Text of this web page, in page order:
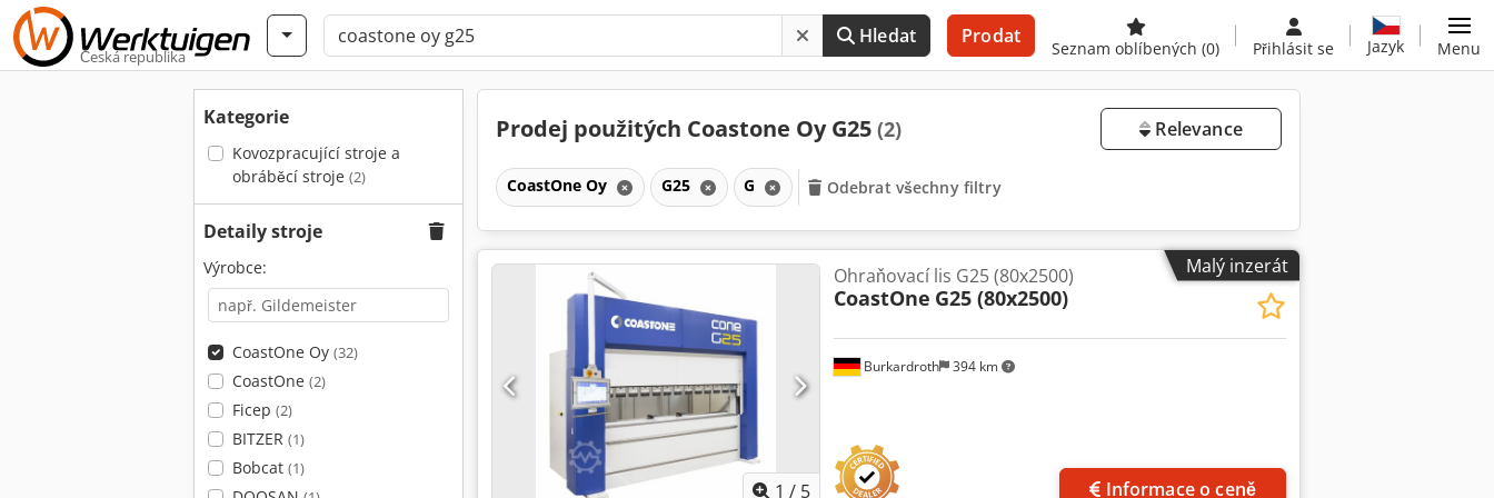
Česká republika
Hledat Prodat
Seznam oblíbených (0) Přihlásit se Jazyk Menu
Kategorie
Kovozpracující stroje a
obráběcí stroje (2)
Detaily stroje
Výrobce:
CoastOne Oy (32)
CoastOne (2)
Ficep (2)
BITZER (1)
Bobcat (1)
Prodej použitých Coastone Oy G25 (2) Relevance
CoastOne Oy G25 G Odebrat všechny filtry
Malý inzerát
1 / 5
Burkardroth 394 km
Ohraňovací lis G25 (80x2500)
CoastOne G25 (80x2500)
Informace o ceně